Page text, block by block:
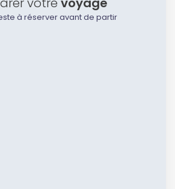
à réserver avant de partir